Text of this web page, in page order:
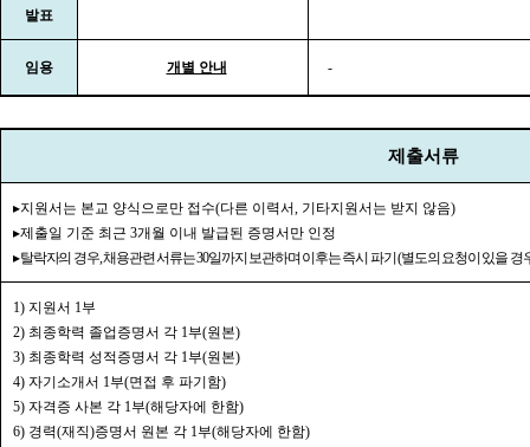
발표
임용 개별 안내 -
제출서류
▸지원서는 본교 양식으로만 접수(다른 이력서, 기타지원서는 받지 않음)
▸제출일 기준 최근 3개월 이내 발급된 증명서만 인정
▸탈락자의 경우,채용관련 서류는30일까지 보관하며 이후는 즉시 파기 (별도의 요청이 있을 경
1) 지원서 1부
2) 최종학력 졸업증명서 각 1부(원본)
3) 최종학력 성적증명서 각 1부(원본)
4) 자기소개서 1부(면접 후 파기함)
5) 자격증 사본 각 1부(해당자에 한함)
6) 경력(재직)증명서 원본 각 1부(해당자에 한함)